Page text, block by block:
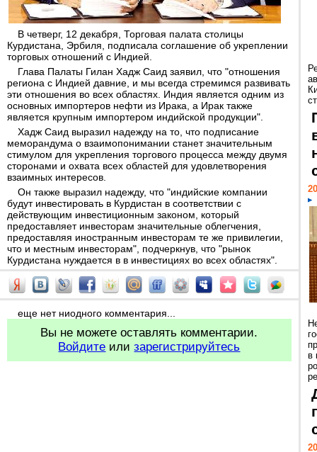
В четверг, 12 декабря, Торговая палата столицы
Курдистана, Эрбиля, подписала соглашение об укреплении
торговых отношений с Индией.
Глава Палаты Гилан Хадж Саид заявил, что "отношения
региона с Индией давние, и мы всегда стремимся развивать
эти отношения во всех областях. Индия является одним из
основных импортеров нефти из Ирака, а Ирак также
является крупным импортером индийской продукции".
Хадж Саид выразил надежду на то, что подписание
меморандума о взаимопонимании станет значительным
стимулом для укрепления торгового процесса между двумя
сторонами и охвата всех областей для удовлетворения
взаимных интересов.
Он также выразил надежду, что "индийские компании
будут инвестировать в Курдистан в соответствии с
действующим инвестиционным законом, который
предоставляет инвесторам значительные облегчения,
предоставляя иностранным инвесторам те же привилегии,
что и местным инвесторам", подчеркнув, что "рынок
Курдистана нуждается в в инвестициях во всех областях".
еще нет ниодного комментария...
Вы не можете оставлять комментарии.
Войдите илизарегистрируйтесь
в